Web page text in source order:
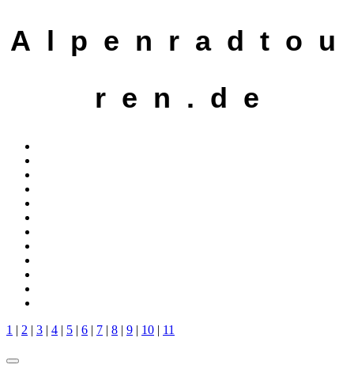
A l p e n r a d t o u
r e n . d e
1 | 2 | 3 | 4 | 5 | 6 | 7 | 8 | 9 | 10 | 11